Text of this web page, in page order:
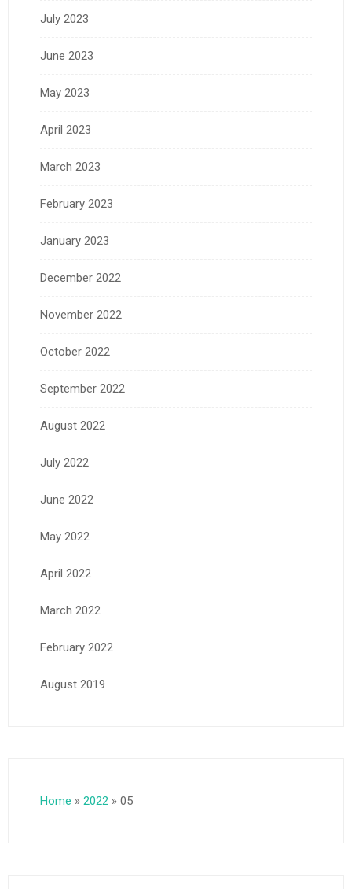
July 2023
June 2023
May 2023
April 2023
March 2023
February 2023
January 2023
December 2022
November 2022
October 2022
September 2022
August 2022
July 2022
June 2022
May 2022
April 2022
March 2022
February 2022
August 2019
Home » 2022 » 05